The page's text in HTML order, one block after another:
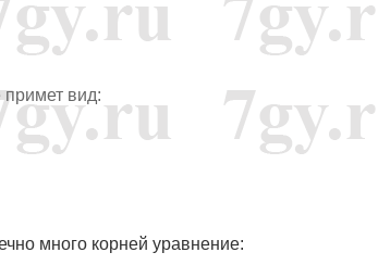
примет вид:
много корней уравнение: